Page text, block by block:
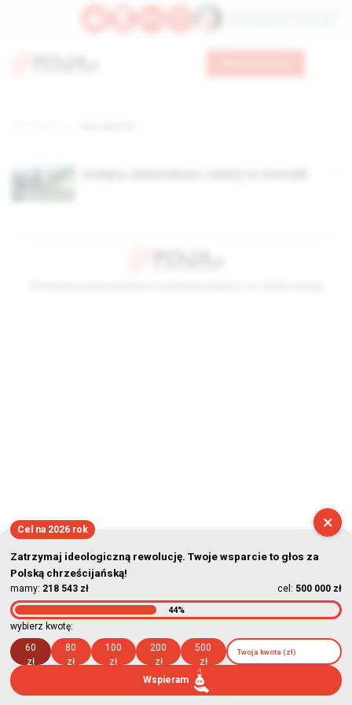
×
Cel na 2026 rok
Zatrzymaj ideologiczną rewolucję. Twoje wsparcie to głos za
Polską chrześcijańską!
mamy: 218 543 zł cel: 500 000 zł
44%
wybierz kwotę:
60
zł
80
zł
100
zł
200
zł
500
zł
Wspieram